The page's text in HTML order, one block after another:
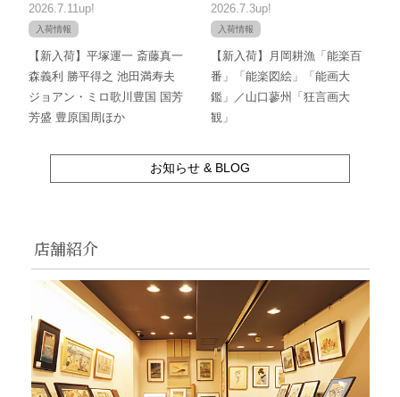
2026.7.11up!
入荷情報
【新入荷】平塚運一 斎藤真一
森義利 勝平得之 池田満寿夫
ジョアン・ミロ歌川豊国 国芳
芳盛 豊原国周ほか
2026.7.3up!
入荷情報
【新入荷】月岡耕漁「能楽百
番」「能楽図絵」「能画大
鑑」／山口蓼州「狂言画大
観」
お知らせ & BLOG
店舗紹介